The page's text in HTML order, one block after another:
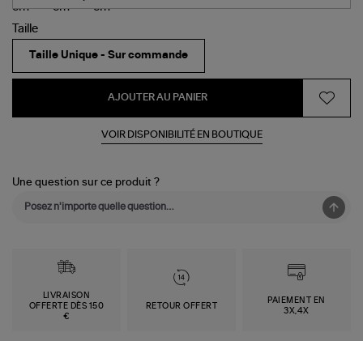
Taille
Taille Unique - Sur commande
AJOUTER AU PANIER
VOIR DISPONIBILITÉ EN BOUTIQUE
Une question sur ce produit ?
LIVRAISON
OFFERTE DÈS 150
€
RETOUR OFFERT
PAIEMENT EN
3X,4X